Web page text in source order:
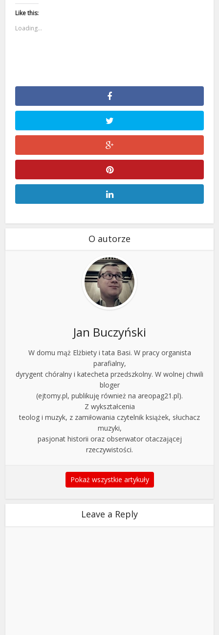
Like this:
Loading...
O autorze
Jan Buczyński
W domu mąż Elżbiety i tata Basi. W pracy organista
parafialny,
dyrygent chóralny i katecheta przedszkolny. W wolnej chwili
bloger
(ejtomy.pl, publikuję również na areopag21.pl).
Z wykształcenia
teolog i muzyk, z zamiłowania czytelnik książek, słuchacz
muzyki,
pasjonat historii oraz obserwator otaczającej
rzeczywistości.
Pokaż wszystkie artykuły
Leave a Reply